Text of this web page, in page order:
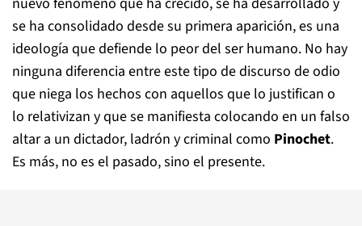
se ha consolidado desde su primera aparición, es una
ideología que defiende lo peor del ser humano. No hay
ninguna diferencia entre este tipo de discurso de odio
que niega los hechos con aquellos que lo justifican o
lo relativizan y que se manifiesta colocando en un falso
altar a un dictador, ladrón y criminal como Pinochet.
Es más, no es el pasado, sino el presente.